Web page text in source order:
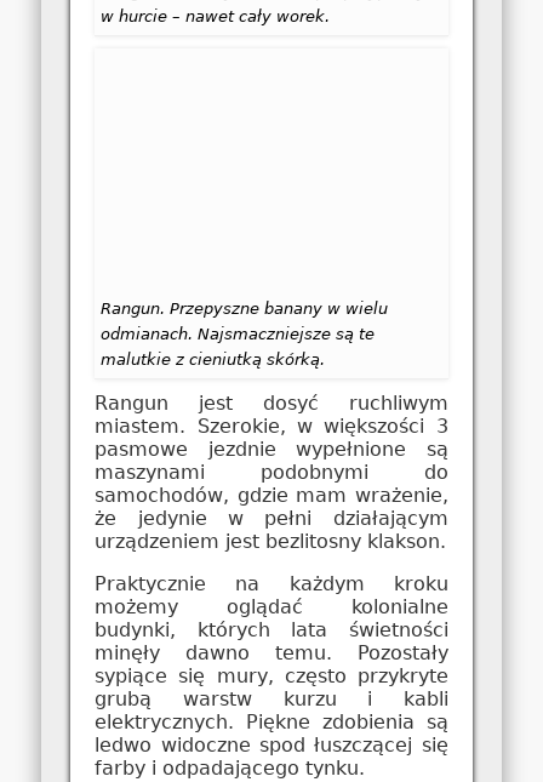
w hurcie – nawet cały worek.
Rangun. Przepyszne banany w wielu
odmianach. Najsmaczniejsze są te
malutkie z cieniutką skórką.
Rangun jest dosyć ruchliwym
miastem. Szerokie, w większości 3
pasmowe jezdnie wypełnione są
maszynami podobnymi do
samochodów, gdzie mam wrażenie,
że jedynie w pełni działającym
urządzeniem jest bezlitosny klakson.
Praktycznie na każdym kroku
możemy oglądać kolonialne
budynki, których lata świetności
minęły dawno temu. Pozostały
sypiące się mury, często przykryte
grubą warstw kurzu i kabli
elektrycznych. Piękne zdobienia są
ledwo widoczne spod łuszczącej się
farby i odpadającego tynku.